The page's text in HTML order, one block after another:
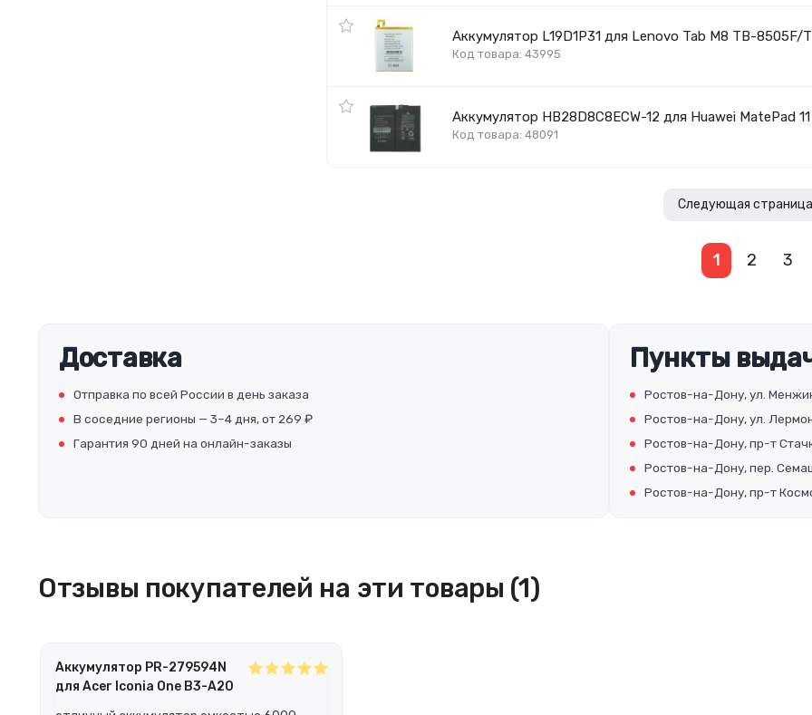
Аккумулятор L19D1P31 для Lenovo Tab M8 TB-8505F/
Код товара: 43995
Аккумулятор HB28D8C8ECW-12 для Huawei MatePad
Код товара: 48091
Следующая
1 2 3
Доставка
Отправка по всей России в день заказа
В соседние регионы — 3–4 дня, от 269 ₽
Гарантия 90 дней на онлайн-заказы
Пункты
Ростов-на-Дону, ул.
Ростов-на-Дону, ул.
Ростов-на-Дону, пр-т
Ростов-на-Дону, пер.
Ростов-на-Дону, пр-т
Отзывы покупателей на эти товары (1)
Аккумулятор PR-279594N
для Acer Iconia One B3-A20